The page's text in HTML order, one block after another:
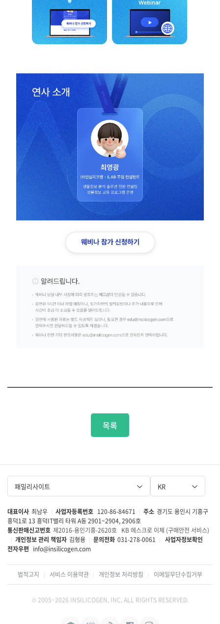
목록
대표이사 최남우 사업자등록번호 120-86-84671 주소 경기도 용인시 기흥구
흥덕1로 13 흥덕IT밸리 타워 A동 2901~2904, 2906호
통신판매신고번호 제2016-용인기흥-2620호 KB 에스크로 이체 (구매안전 서비스)
개인정보 관리 책임자 김형용 문의전화 031-278-0061
사업자정보확인
전자우편 info@insilicogen.com
패밀리사이트 KR
법적고지 서비스 이용약관 개인정보 처리방침 이메일무단수집거부
© 2005~2026 INSILICOGEN, INC. ALL RIGHTS RESERVED.